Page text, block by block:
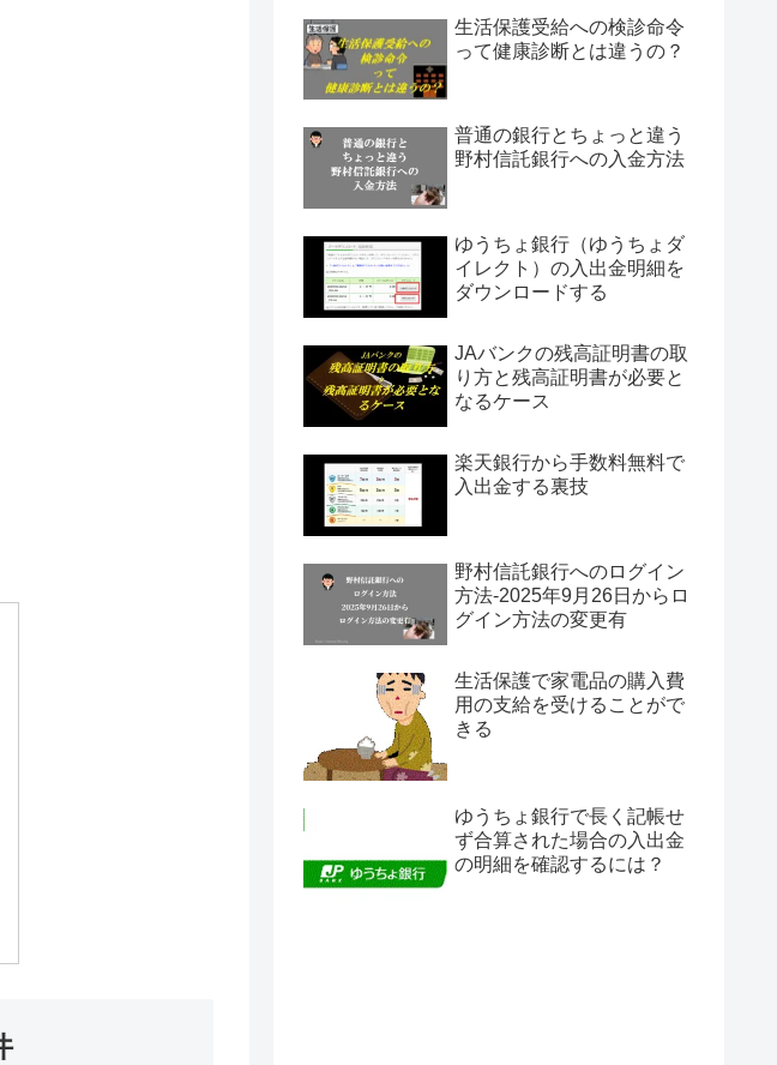
生活保護受給への検診命令
って健康診断とは違うの？
普通の銀行とちょっと違う
野村信託銀行への入金方法
ゆうちょ銀行（ゆうちょダ
イレクト）の入出金明細を
ダウンロードする
JAバンクの残高証明書の取
り方と残高証明書が必要と
なるケース
楽天銀行から手数料無料で
入出金する裏技
野村信託銀行へのログイン
方法-2025年9月26日からロ
グイン方法の変更有
生活保護で家電品の購入費
用の支給を受けることがで
きる
ゆうちょ銀行で長く記帳せ
ず合算された場合の入出金
の明細を確認するには？